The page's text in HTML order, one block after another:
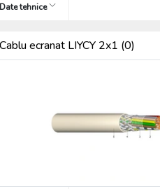
Date tehnice
Cablu ecranat LIYCY 2x1 (0)